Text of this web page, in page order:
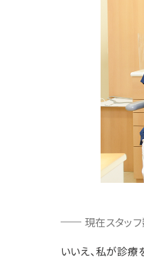
現在スタッ
いいえ、私が診療